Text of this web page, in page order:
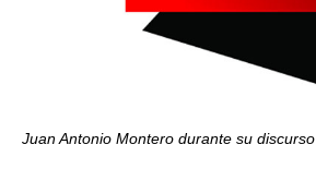
Juan Antonio Montero durante su discurso